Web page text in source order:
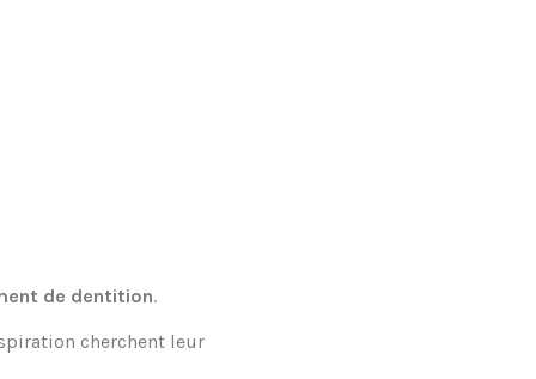
de dentition.
cherchent leur